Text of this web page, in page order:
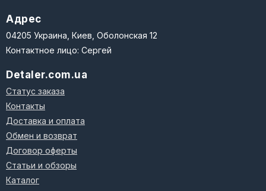
Адрес
04205 Украина, Киев, Оболонская 12
Контактное лицо: Сергей
Detaler.com.ua
Статус заказа
Контакты
Доставка и оплата
Обмен и возврат
Договор оферты
Статьи и обзоры
Каталог